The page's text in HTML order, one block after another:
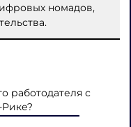
номадов,
работодателя с